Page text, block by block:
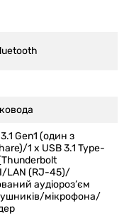
Gen1 (один з
1 x USB 3.1 Type-
LAN (RJ-45)/
аудіороз’єм
мікрофона/